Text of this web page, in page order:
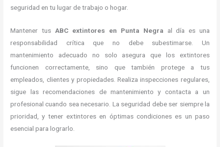
seguridad en tu lugar de trabajo o hogar.
Mantener tus ABC extintores en Punta Negra al día es una
responsabilidad crítica que no debe subestimarse. Un
mantenimiento adecuado no solo asegura que los extintores
funcionen correctamente, sino que también protege a tus
empleados, clientes y propiedades. Realiza inspecciones regulares,
sigue las recomendaciones de mantenimiento y contacta a un
profesional cuando sea necesario. La seguridad debe ser siempre la
prioridad, y tener extintores en óptimas condiciones es un paso
esencial para lograrlo.